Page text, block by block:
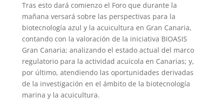
Tras esto dará comienzo el Foro que durante la
mañana versará sobre las perspectivas para la
biotecnología azul y la acuicultura en Gran Canaria,
contando con la valoración de la iniciativa BIOASIS
Gran Canaria; analizando el estado actual del marco
regulatorio para la actividad acuícola en Canarias; y,
por último, atendiendo las oportunidades derivadas
de la investigación en el ámbito de la biotecnología
marina y la acuicultura.